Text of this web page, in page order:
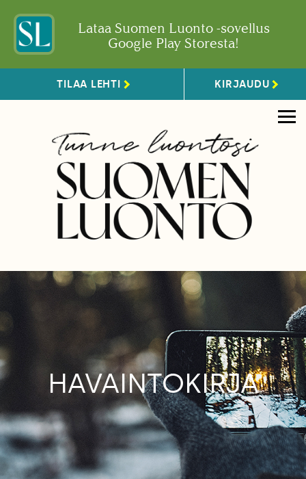
Lataa Suomen Luonto -sovellus
Google Play Storesta!
TILAA LEHTI KIRJAUDU
HAVAINTOKIRJA